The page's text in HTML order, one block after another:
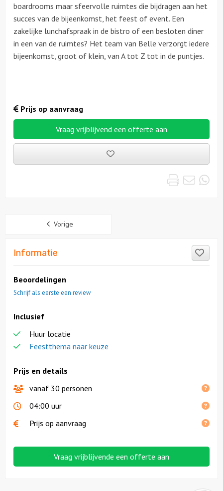
boardrooms maar sfeervolle ruimtes die bijdragen aan het
succes van de bijeenkomst, het feest of event. Een
zakelijke lunchafspraak in de bistro of een besloten diner
in een van de ruimtes? Het team van Belle verzorgt iedere
bijeenkomst, groot of klein, van A tot Z tot in de puntjes.
Vraag vrijblijvend een offerte aan
uitjes
Prijs op aanvraag
Print
Vorige
Informatie
Beoordelingen
Schrijf als eerste een review
Prijs en details
vanaf 30 personen
04:00 uur
Prijs op aanvraag
Inclusief
Huur locatie
Feestthema naar keuze
Vraag vrijblijvende een offerte aan